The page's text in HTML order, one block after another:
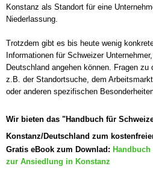
Konstanz als Standort für eine
Niederlassung.
Trotzdem gibt es bis heute wenig
Informationen für Schweizer
Deutschland angehen können. Fragen
z.B. der Standortsuche, dem
oder anderen spezifischen
Wir bieten das "Handbuch für
Konstanz/Deutschland zum
Gratis eBook zum Downlad: Handbuch
zur Ansiedlung in Konstanz